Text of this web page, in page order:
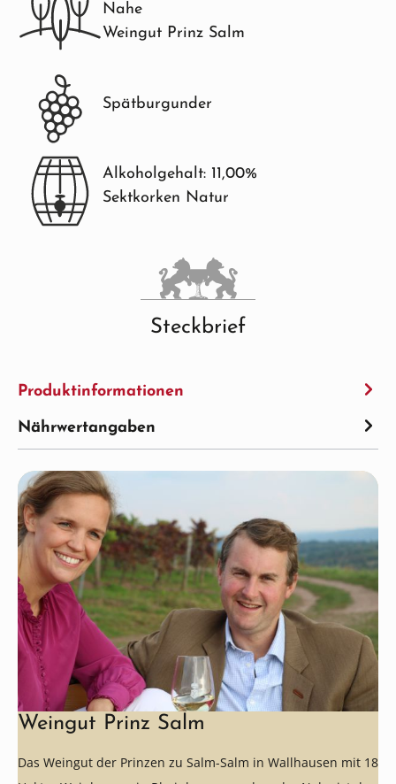
Nahe
Weingut Prinz Salm
Spätburgunder
Alkoholgehalt: 11,00%
Sektkorken Natur
Steckbrief
Produktinformationen
Nährwertangaben
Weingut Prinz Salm
Das Weingut der Prinzen zu Salm-Salm in Wallhausen mit 18